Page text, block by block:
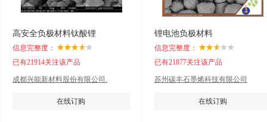
高安全负极材料钛酸锂
信息完整度：
已有21914关注该产品
成都兴能新材料股份有限公司.
在线订购
锂电池负极材料
信息完整度：
已有21877关注该产品
苏州碳丰石墨烯科技有限公司
在线订购